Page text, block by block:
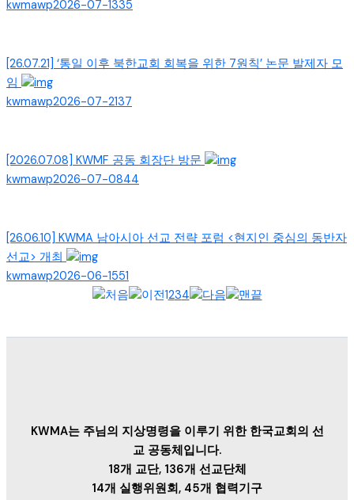
kwmawp2026-07-1335
[26.07.21] ‘통일 이후 북한교회 회복을 위한 7원칙’ 논문 발제자 모
임
kwmawp2026-07-2137
[2026.07.08] KWMF 공동 회장단 방문
kwmawp2026-07-0844
[26.06.10] KWMA 남아시아 선교 전략 포럼 <현지인 중심의 동반자
선교> 개최
kwmawp2026-06-1551
1234
KWMA는 주님의 지상명령을 이루기 위한 한국교회의 선
교 공동체입니다.
18개 교단, 136개 선교단체
14개 실행위원회, 45개 협력기구